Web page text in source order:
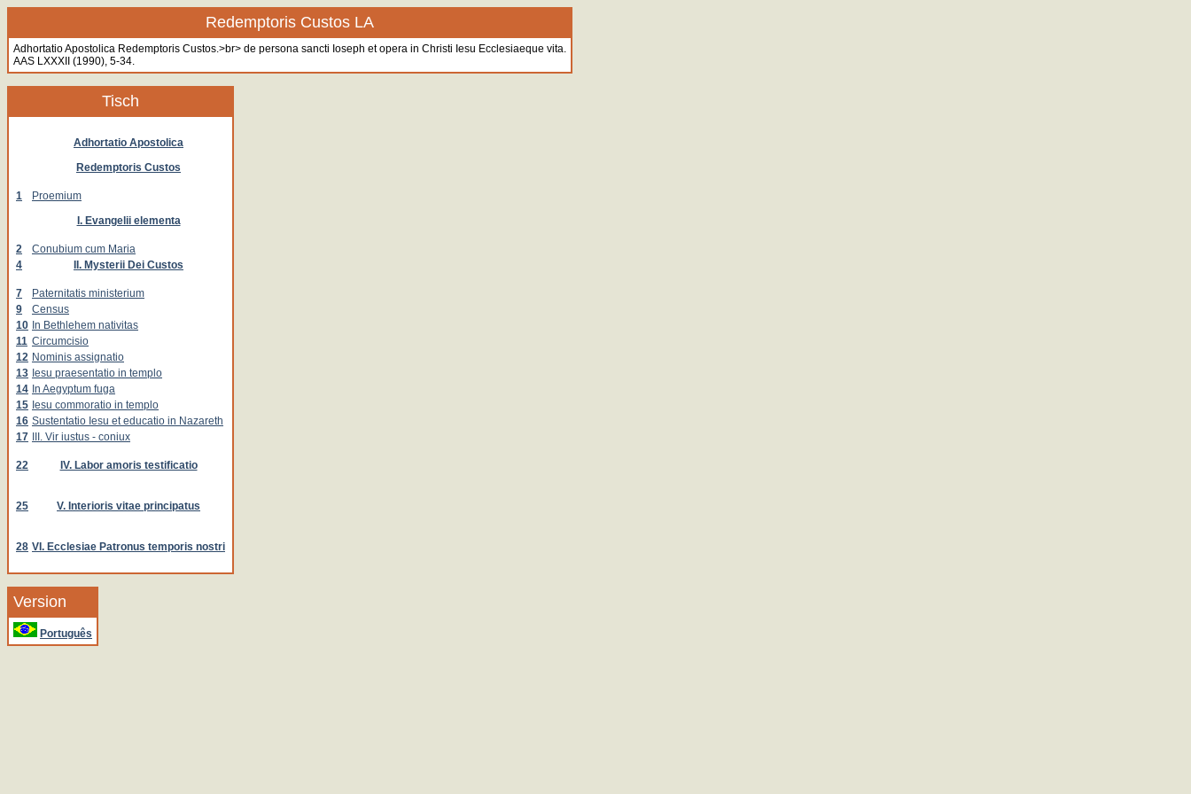
Redemptoris Custos LA
Adhortatio Apostolica Redemptoris Custos.>br> de persona sancti Ioseph et opera in Christi Iesu Ecclesiaeque vita.
AAS LXXXII (1990), 5-34.
Tisch
Adhortatio Apostolica
Redemptoris Custos
1
Proemium
I. Evangelii elementa
2
Conubium cum Maria
4
II. Mysterii Dei Custos
7
Paternitatis ministerium
9
Census
10 In Bethlehem nativitas
11 Circumcisio
12 Nominis assignatio
13 Iesu praesentatio in templo
14 In Aegyptum fuga
15 Iesu commoratio in templo
16 Sustentatio Iesu et educatio in Nazareth
17
III. Vir iustus - coniux
22 IV. Labor amoris testificatio
25 V. Interioris vitae principatus
28 VI. Ecclesiae Patronus temporis nostri
Version
Português